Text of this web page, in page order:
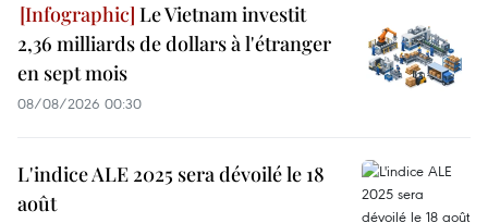
Le Vietnam investit
2,36 milliards de dollars à l'étranger
en sept mois
08/08/2026 00:30
L'indice ALE 2025 sera dévoilé le 18
août